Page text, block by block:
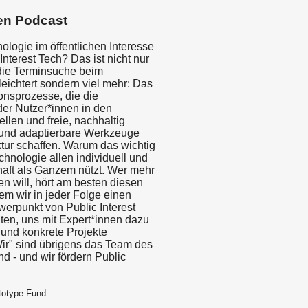
Podcast
im öffentlichen Interesse
Tech? Das ist nicht nur
Terminsuche beim
sondern viel mehr: Das
die die
Nutzer*innen in den
und freie, nachhaltig
adaptierbare Werkzeuge
schaffen. Warum das wichtig
allen individuell und
als Ganzem nützt. Wer mehr
will, hört am besten diesen
wir in jeder Folge einen
von Public Interest
uns mit Expert*innen dazu
konkrete Projekte
sind übrigens das Team des
- und wir fördern Public
Fund